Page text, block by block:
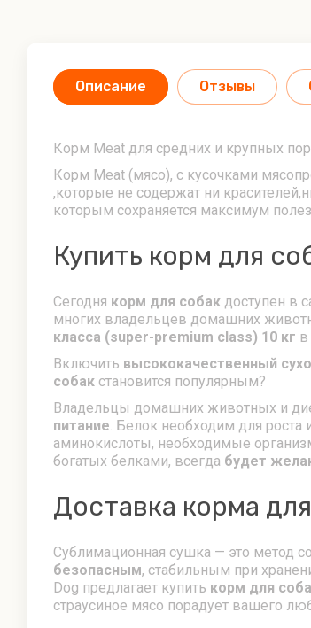
Описание Отзывы
Корм Meat для средних и крупных
Корм Meat (мясо), с кусочками
,которые не содержат ни
которым сохраняется максимум
Купить корм для
Сегодня корм для собак доступен в
многих владельцев домашних
класса (super-premium class) 10 кг
Включить высококачественный
собак становится популярным?
Владельцы домашних животных и
питание. Белок необходим для роста
аминокислоты, необходимые
богатых белками, всегда будет
Доставка корма
Сублимационная сушка — это метод
безопасным, стабильным при
Dog предлагает купить корм для
страусиное мясо порадует вашего